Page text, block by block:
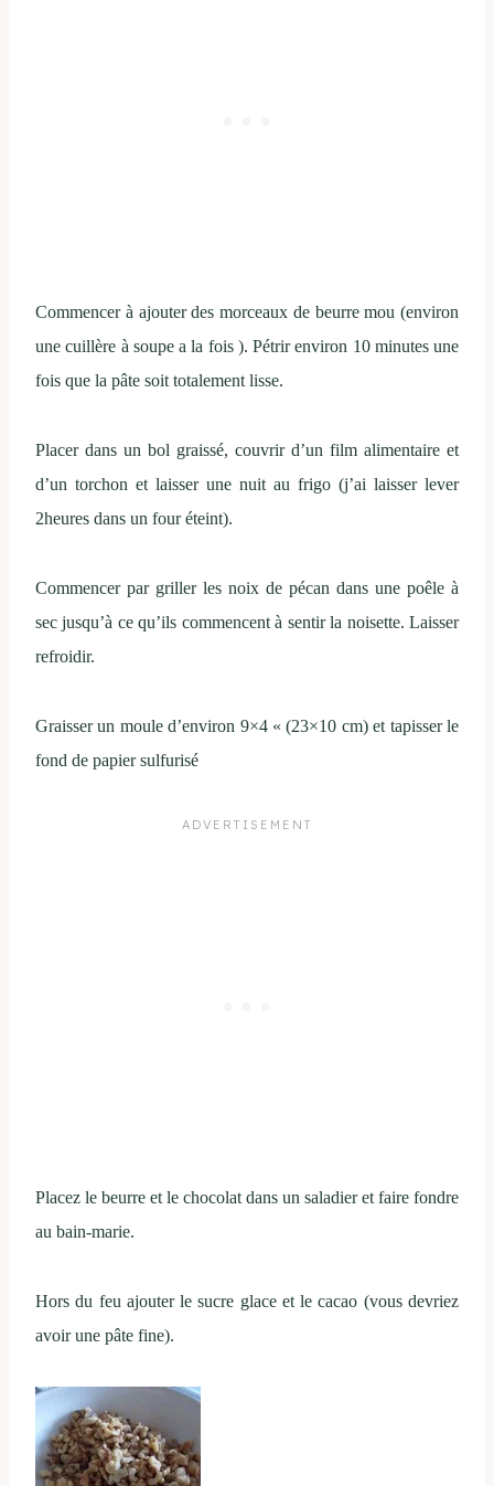
Commencer à ajouter des morceaux de beurre mou (environ
une cuillère à soupe a la fois ). Pétrir environ 10 minutes une
fois que la pâte soit totalement lisse.
Placer dans un bol graissé, couvrir d’un film alimentaire et
d’un torchon et laisser une nuit au frigo (j’ai laisser lever
2heures dans un four éteint).
Commencer par griller les noix de pécan dans une poêle à
sec jusqu’à ce qu’ils commencent à sentir la noisette. Laisser
refroidir.
Graisser un moule d’environ 9×4 « (23×10 cm) et tapisser le
fond de papier sulfurisé
Placez le beurre et le chocolat dans un saladier et faire fondre
au bain-marie.
Hors du feu ajouter le sucre glace et le cacao (vous devriez
avoir une pâte fine).